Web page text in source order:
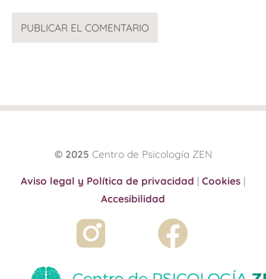
© 2025 Centro de Psicología ZEN
Aviso legal y Política de privacidad | Cookies |
Accesibilidad